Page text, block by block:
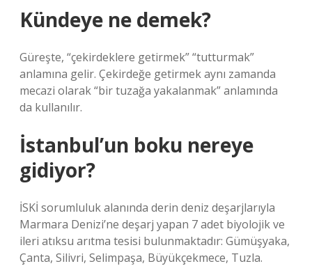
Kündeye ne demek?
Güreşte, “çekirdeklere getirmek” “tutturmak”
anlamına gelir. Çekirdeğe getirmek aynı zamanda
mecazi olarak “bir tuzağa yakalanmak” anlamında
da kullanılır.
İstanbul’un boku nereye
gidiyor?
İSKİ sorumluluk alanında derin deniz deşarjlarıyla
Marmara Denizi’ne deşarj yapan 7 adet biyolojik ve
ileri atıksu arıtma tesisi bulunmaktadır: Gümüşyaka,
Çanta, Silivri, Selimpaşa, Büyükçekmece, Tuzla.